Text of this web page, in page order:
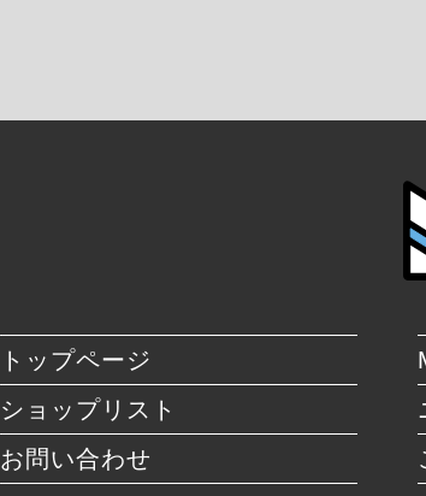
トップページ
ショップリスト
お問い合わせ